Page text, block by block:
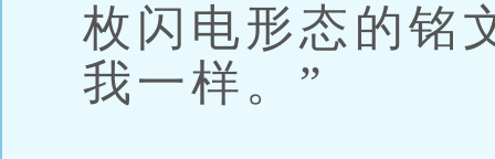
枚闪电形态的铭
我一样。”